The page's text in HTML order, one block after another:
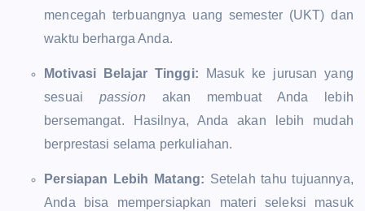
mencegah terbuangnya uang semester (UKT) dan
waktu berharga Anda.
Motivasi Belajar Tinggi: Masuk ke jurusan yang
sesuai passion akan membuat Anda lebih
bersemangat. Hasilnya, Anda akan lebih mudah
berprestasi selama perkuliahan.
Persiapan Lebih Matang: Setelah tahu tujuannya,
Anda bisa mempersiapkan materi seleksi masuk